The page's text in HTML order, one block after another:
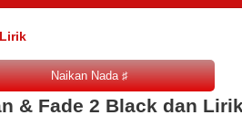
& Fade 2 Black dan Lirik